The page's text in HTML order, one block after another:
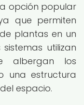
opción popular
que permiten
plantas en un
utilizan
albergan los
una estructura
espacio.